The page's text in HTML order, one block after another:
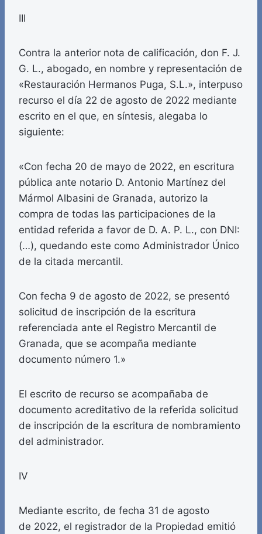
III
Contra la anterior nota de calificación, don F. J.
G. L., abogado, en nombre y representación de
«Restauración Hermanos Puga, S.L.», interpuso
recurso el día 22 de agosto de 2022 mediante
escrito en el que, en síntesis, alegaba lo
siguiente:
«Con fecha 20 de mayo de 2022, en escritura
pública ante notario D. Antonio Martínez del
Mármol Albasini de Granada, autorizo la
compra de todas las participaciones de la
entidad referida a favor de D. A. P. L., con DNI:
(…), quedando este como Administrador Único
de la citada mercantil.
Con fecha 9 de agosto de 2022, se presentó
solicitud de inscripción de la escritura
referenciada ante el Registro Mercantil de
Granada, que se acompaña mediante
documento número 1.»
El escrito de recurso se acompañaba de
documento acreditativo de la referida solicitud
de inscripción de la escritura de nombramiento
del administrador.
IV
Mediante escrito, de fecha 31 de agosto
de 2022, el registrador de la Propiedad emitió